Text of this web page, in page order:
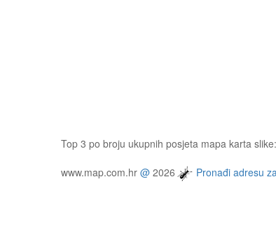
Top 3 po broju ukupnih posjeta mapa karta slike:
www.map.com.hr @ 2026 Pronađi adresu